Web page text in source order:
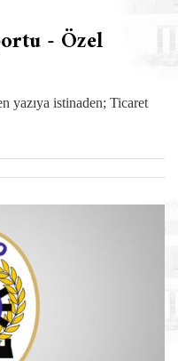
- Özel
yazıya istinaden; Ticaret